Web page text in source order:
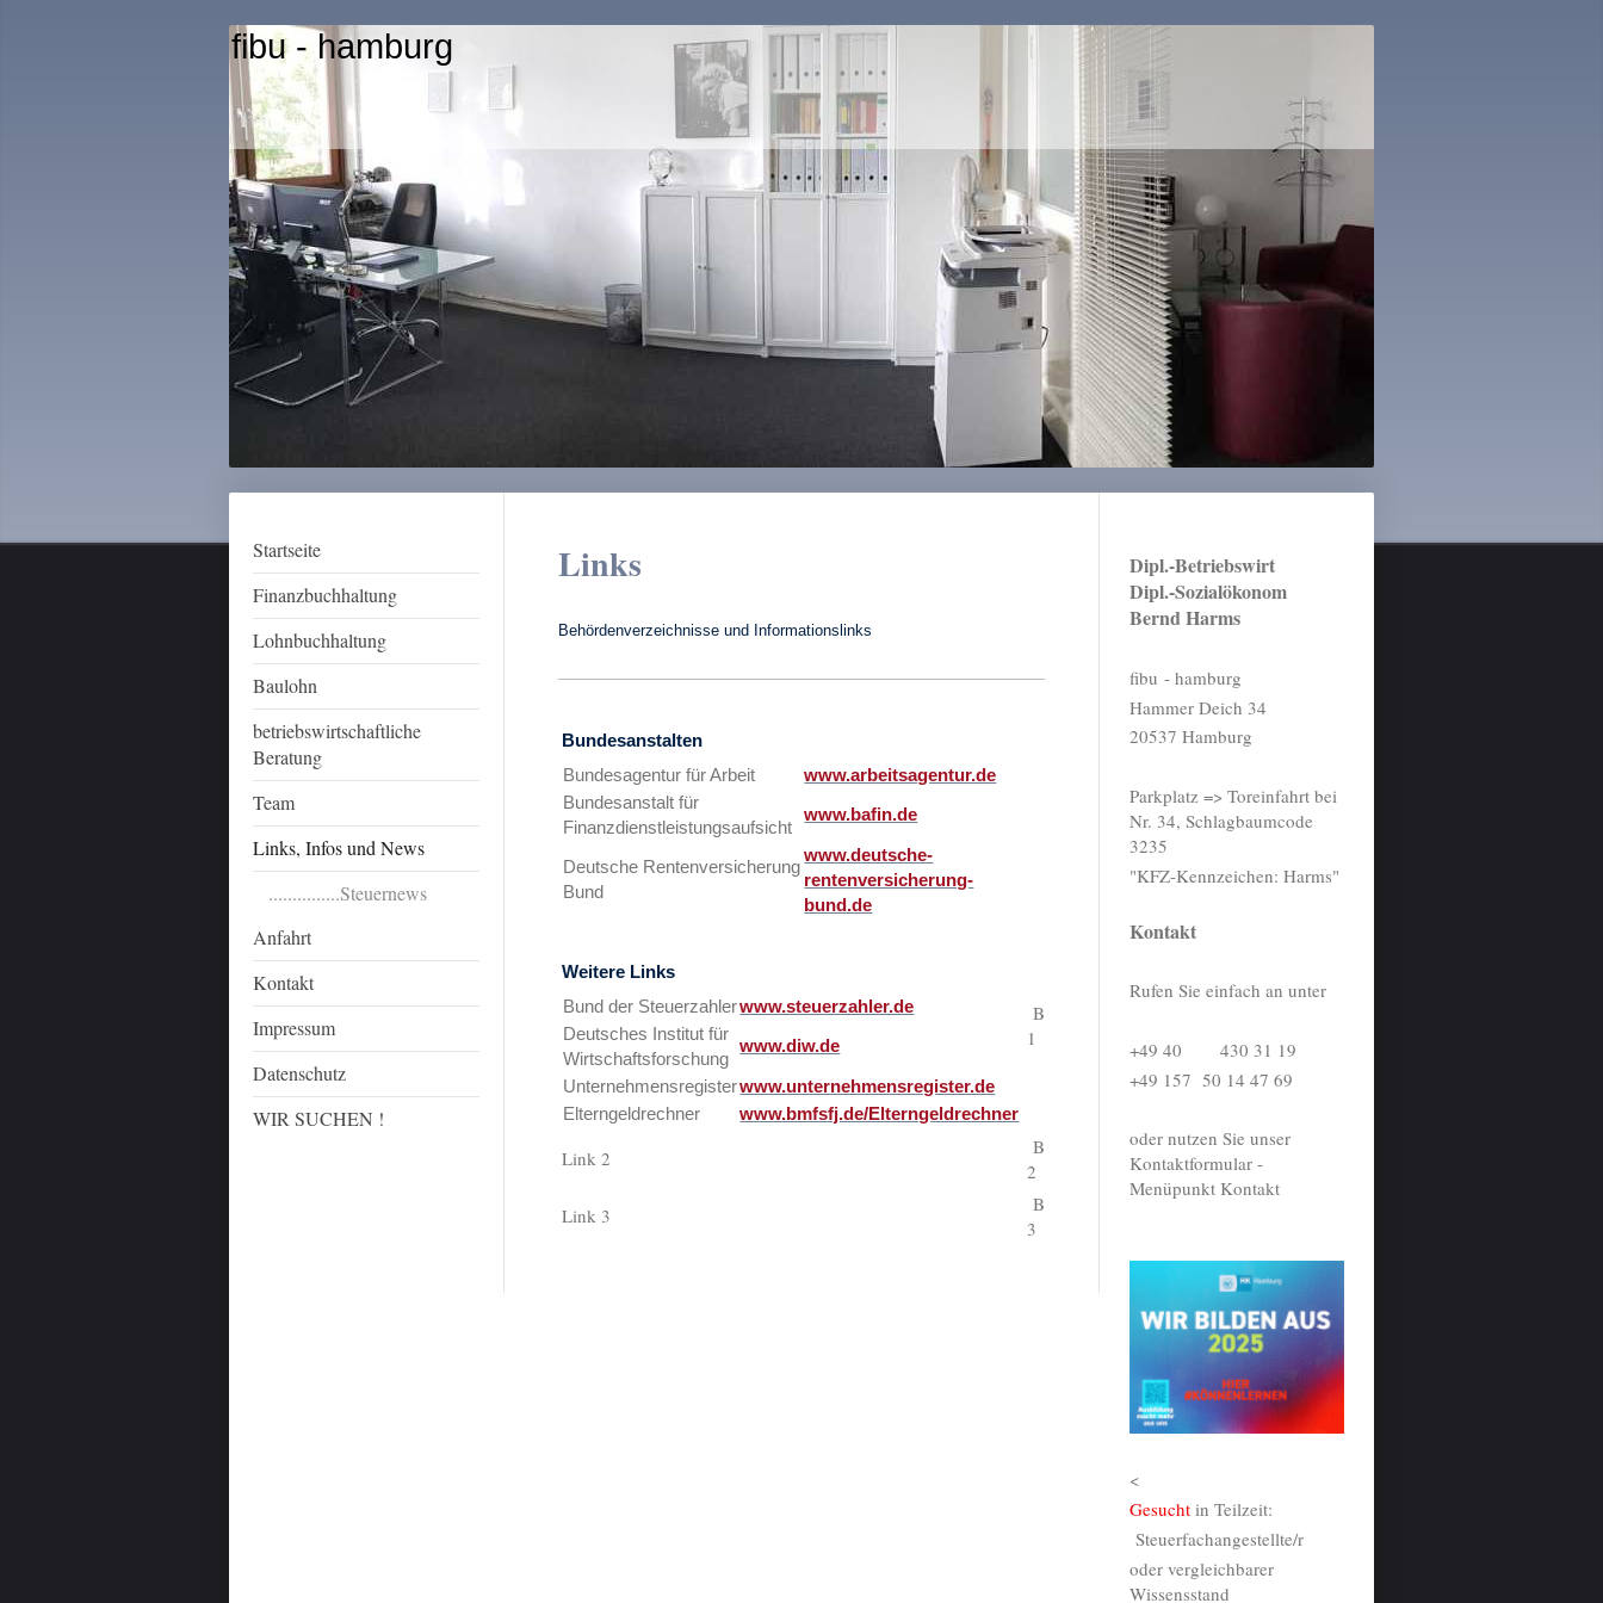
fibu - hamburg
Startseite
Finanzbuchhaltung
Lohnbuchhaltung
Baulohn
betriebswirtschaftliche
Beratung
Team
Links, Infos und News
...............Steuernews
Anfahrt
Kontakt
Impressum
Datenschutz
WIR SUCHEN !
Links
Behördenverzeichnisse und Informationslinks
Bundesanstalten
Bundesagentur für Arbeit
www.arbeitsagentur.de
Bundesanstalt für
Finanzdienstleistungsaufsicht
www.bafin.de
Deutsche Rentenversicherung
Bund
www.deutsche-
rentenversicherung-
bund.de
Weitere Links
Bund der Steuerzahlerwww.steuerzahler.de
Deutsches Institut für
Wirtschaftsforschung
www.diw.de
Unternehmensregisterwww.unternehmensregister.de
Elterngeldrechner
www.bmfsfj.de/Elterngeldrechner
Beschreibung
1
Link 2
Beschreibung
2
Link 3
Beschreibung
3
Dipl.-Betriebswirt
Dipl.-Sozialökonom
Bernd Harms
fibu - hamburg
Hammer Deich 34
20537 Hamburg
Parkplatz => Toreinfahrt bei
Nr. 34, Schlagbaumcode
3235
"KFZ-Kennzeichen: Harms"
Kontakt
Rufen Sie einfach an unter
+49 40 430 31 19
+49 157 50 14 47 69
oder nutzen Sie unser
Kontaktformular -
Menüpunkt Kontakt
<
Gesuchtin Teilzeit:
Steuerfachangestellte/r
oder vergleichbarer
Wissensstand